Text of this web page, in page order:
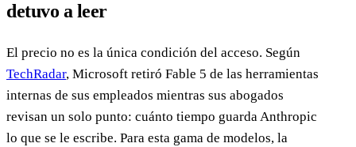
detuvo a leer
El precio no es la única condición del acceso. Según
TechRadar, Microsoft retiró Fable 5 de las herramientas
internas de sus empleados mientras sus abogados
revisan un solo punto: cuánto tiempo guarda Anthropic
lo que se le escribe. Para esta gama de modelos, la